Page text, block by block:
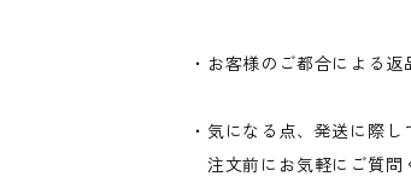
・お客様のご都合による
・気になる点、発送に際
注文前にお気軽にご質問